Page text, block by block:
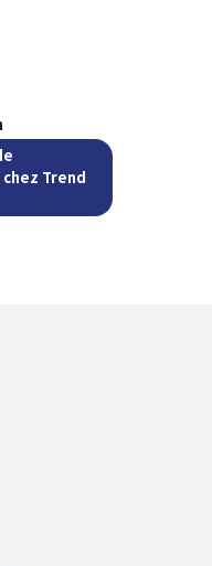
Trend